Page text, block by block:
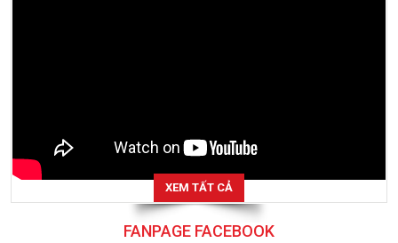
XEM TẤT CẢ
FANPAGE FACEBOOK